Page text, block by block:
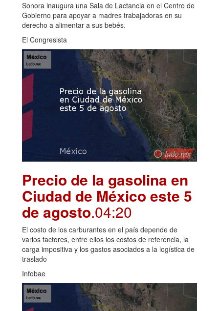
Sonora inaugura una Sala de Lactancia en el Centro de
Gobierno para apoyar a madres trabajadoras en su
derecho a alimentar a sus bebés.
El Congresista
Precio de la gasolina en
Ciudad de México este 5
de agosto.04:20
El costo de los carburantes en el país depende de
varios factores, entre ellos los costos de referencia, la
carga impositiva y los gastos asociados a la logística de
traslado
Infobae